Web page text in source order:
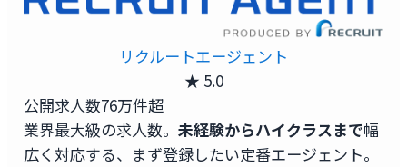
リクルートエージェント
★ 5.0
公開求人数76万件超
業界最大級の求人数。 未経験からハイクラスまで幅
広く対応する、まず登録したい定番エージェント。